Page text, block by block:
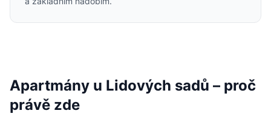
Apartmány u Lidových sadů – proč
právě zde